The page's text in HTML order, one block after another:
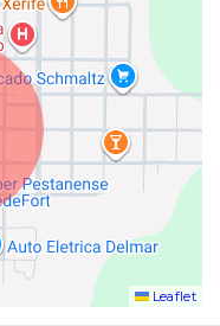
Leaflet